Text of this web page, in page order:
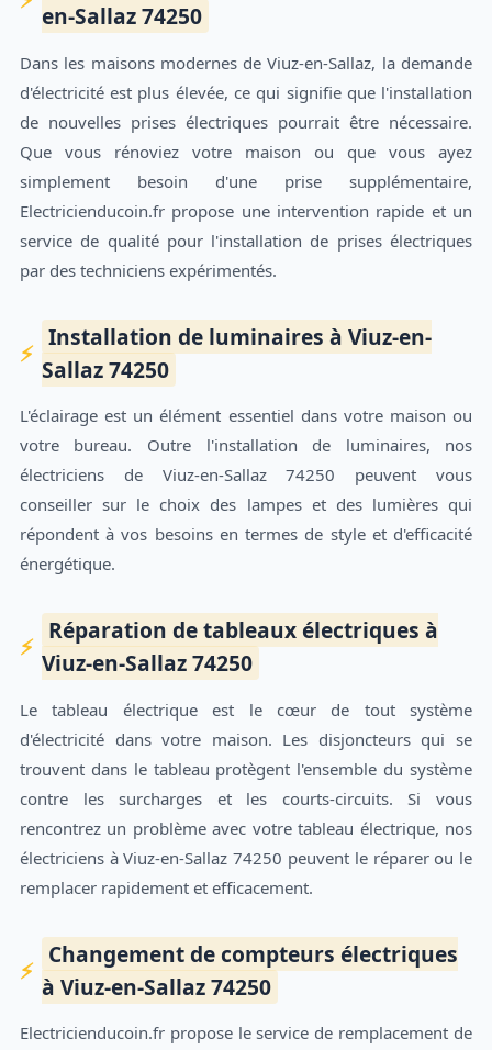
en-Sallaz 74250
Dans les maisons modernes de Viuz-en-Sallaz, la demande
d'électricité est plus élevée, ce qui signifie que l'installation
de nouvelles prises électriques pourrait être nécessaire.
Que vous rénoviez votre maison ou que vous ayez
simplement besoin d'une prise supplémentaire,
Electricienducoin.fr propose une intervention rapide et un
service de qualité pour l'installation de prises électriques
par des techniciens expérimentés.
Installation de luminaires à Viuz-en-
Sallaz 74250
L'éclairage est un élément essentiel dans votre maison ou
votre bureau. Outre l'installation de luminaires, nos
électriciens de Viuz-en-Sallaz 74250 peuvent vous
conseiller sur le choix des lampes et des lumières qui
répondent à vos besoins en termes de style et d'efficacité
énergétique.
Réparation de tableaux électriques à
Viuz-en-Sallaz 74250
Le tableau électrique est le cœur de tout système
d'électricité dans votre maison. Les disjoncteurs qui se
trouvent dans le tableau protègent l'ensemble du système
contre les surcharges et les courts-circuits. Si vous
rencontrez un problème avec votre tableau électrique, nos
électriciens à Viuz-en-Sallaz 74250 peuvent le réparer ou le
remplacer rapidement et efficacement.
Changement de compteurs électriques
à Viuz-en-Sallaz 74250
Electricienducoin.fr propose le service de remplacement de